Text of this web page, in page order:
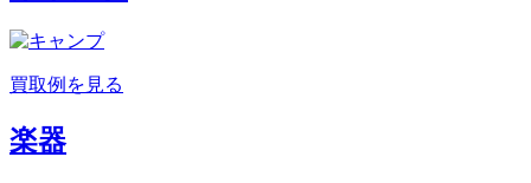
買取例を見る
楽器